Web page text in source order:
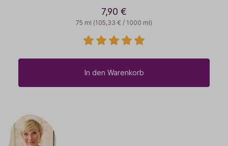
75 ml (105,33 € / 1000 ml)
7,90 €
In den Warenkorb